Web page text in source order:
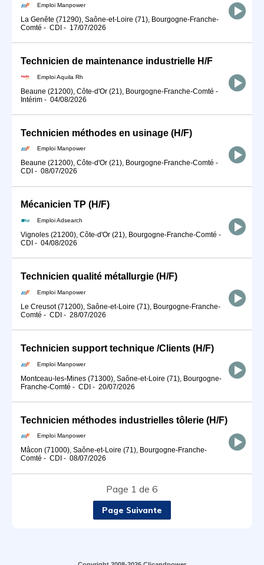
Emploi Manpower
La Genête (71290), Saône-et-Loire (71), Bourgogne-Franche-
Comté - CDI - 17/07/2026
Technicien de maintenance industrielle H/F
Emploi Aquila Rh
Beaune (21200), Côte-d'Or (21), Bourgogne-Franche-Comté -
Intérim - 04/08/2026
Technicien méthodes en usinage (H/F)
Emploi Manpower
Beaune (21200), Côte-d'Or (21), Bourgogne-Franche-Comté -
CDI - 08/07/2026
Mécanicien TP (H/F)
Emploi Adsearch
Vignoles (21200), Côte-d'Or (21), Bourgogne-Franche-Comté -
CDI - 04/08/2026
Technicien qualité métallurgie (H/F)
Emploi Manpower
Le Creusot (71200), Saône-et-Loire (71), Bourgogne-Franche-
Comté - CDI - 28/07/2026
Technicien support technique /Clients (H/F)
Emploi Manpower
Montceau-les-Mines (71300), Saône-et-Loire (71), Bourgogne-
Franche-Comté - CDI - 20/07/2026
Technicien méthodes industrielles tôlerie (H/F)
Emploi Manpower
Mâcon (71000), Saône-et-Loire (71), Bourgogne-Franche-
Comté - CDI - 08/07/2026
Page 1 de 6
Page Suivante